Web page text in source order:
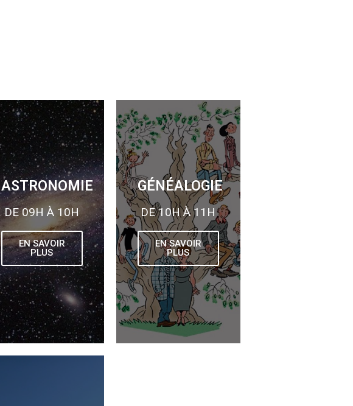
ASTRONOMIE
DE 09H À 10H
EN SAVOIR
PLUS
GÉNÉALOGIE
DE 10H À 11H
EN SAVOIR
PLUS